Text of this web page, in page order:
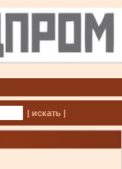
| искать |